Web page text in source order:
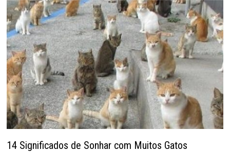
14 Significados de Sonhar com Muitos Gatos